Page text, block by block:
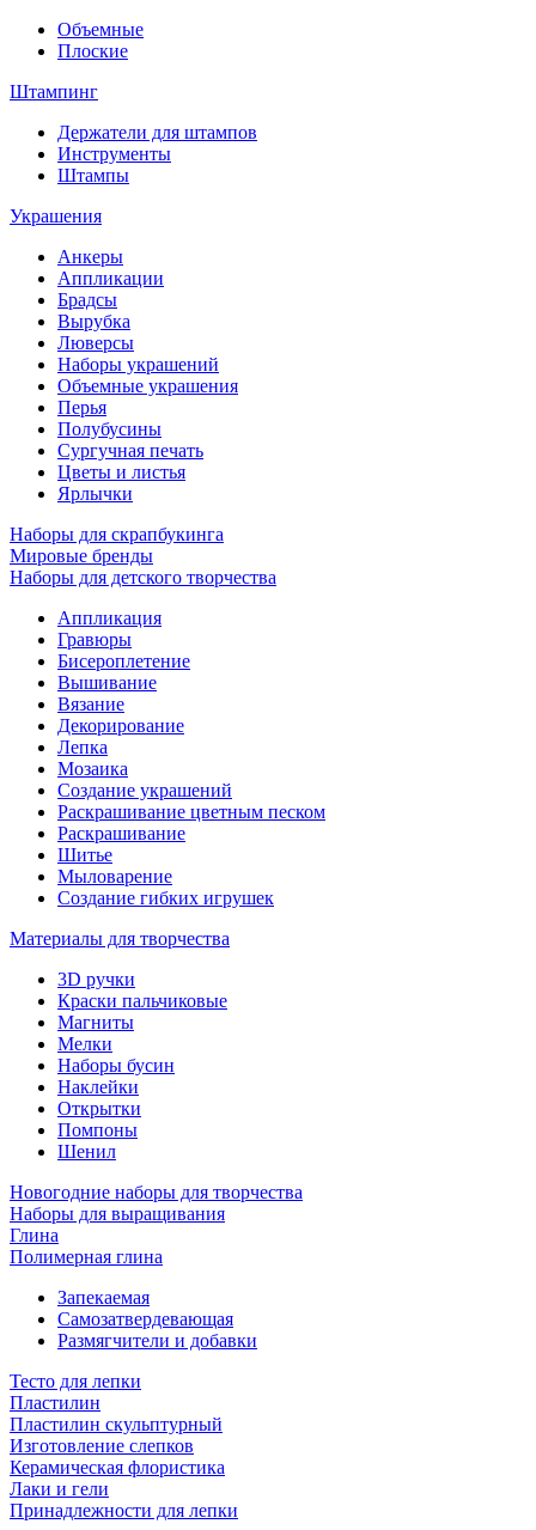
Объемные
Плоские
Штампинг
Держатели для штампов
Инструменты
Штампы
Украшения
Анкеры
Аппликации
Брадсы
Вырубка
Люверсы
Наборы украшений
Объемные украшения
Перья
Полубусины
Сургучная печать
Цветы и листья
Ярлычки
Наборы для скрапбукинга
Мировые бренды
Наборы для детского творчества
Аппликация
Гравюры
Бисероплетение
Вышивание
Вязание
Декорирование
Лепка
Мозаика
Создание украшений
Раскрашивание цветным песком
Раскрашивание
Шитье
Мыловарение
Создание гибких игрушек
Материалы для творчества
3D ручки
Краски пальчиковые
Магниты
Мелки
Наборы бусин
Наклейки
Открытки
Помпоны
Шенил
Новогодние наборы для творчества
Наборы для выращивания
Глина
Полимерная глина
Запекаемая
Самозатвердевающая
Размягчители и добавки
Тесто для лепки
Пластилин
Пластилин скульптурный
Изготовление слепков
Керамическая флористика
Лаки и гели
Принадлежности для лепки